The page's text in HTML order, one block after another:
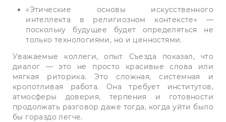
«Этические основы искусственного
интеллекта в религиозном контексте» —
поскольку будущее будет определяться не
только технологиями, но и ценностями.
Уважаемые коллеги, опыт Съезда показал, что
диалог — это не просто красивые слова или
мягкая риторика. Это сложная, системная и
кропотливая работа. Она требует институтов,
атмосферы доверия, терпения и готовности
продолжать разговор даже тогда, когда уйти было
бы гораздо легче.